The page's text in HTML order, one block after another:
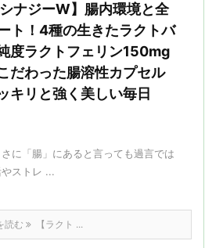
ナジーW】腸内環境と全
ト！4種の生きたラクトバ
度ラクトフェリン150mg
だわった腸溶性カプセル
キリと強く美しい毎日
に「腸」にあると言っても過言では
ストレ ...
読む 【ラクト ...